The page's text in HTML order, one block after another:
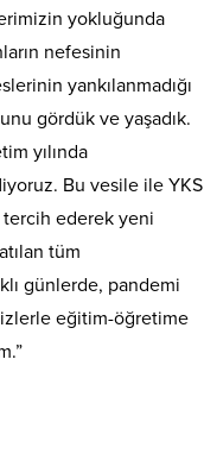
yokluğunda
nefesinin
yankılanmadığı
gördük ve yaşadık.
yılında
Bu vesile ile YKS
tercih ederek yeni
tüm
günlerde, pandemi
eğitim-öğretime